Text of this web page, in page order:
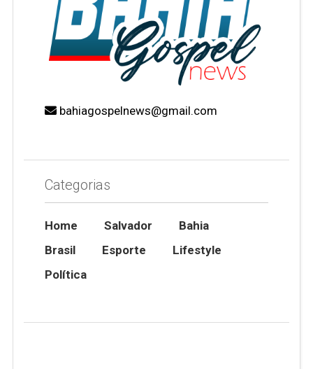
bahiagospelnews@gmail.com
Categorias
Home Salvador
Bahia
Brasil
Esporte
Lifestyle
Política